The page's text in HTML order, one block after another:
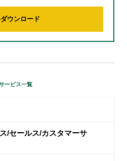
ウンロード
ービス一覧
/セールス/カスタマーサ